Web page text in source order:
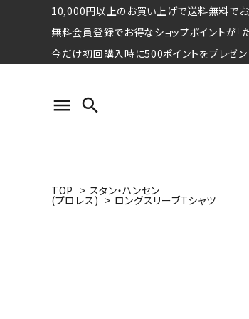
10,000円以上のお買い上げで送料無料でお
無料会員登録でお得なショップポイントが「た
今だけ初回購入時に500ポイントをプレゼン
menu search
プロ野球選手コレクション
Tシャツ
特集ページ
TOP > スタン・ハンセン
(プロレス) > ロングスリーブTシャツ